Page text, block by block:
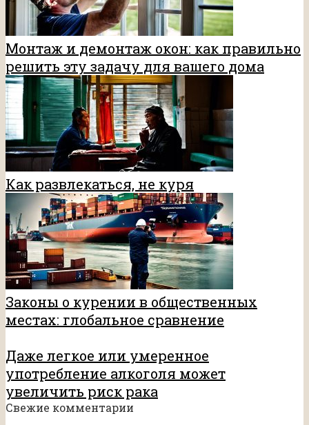
Монтаж и демонтаж окон: как правильно
решить эту задачу для вашего дома
Как развлекаться, не куря
Законы о курении в общественных
местах: глобальное сравнение
Даже легкое или умеренное
употребление алкоголя может
увеличить риск рака
Свежие комментарии